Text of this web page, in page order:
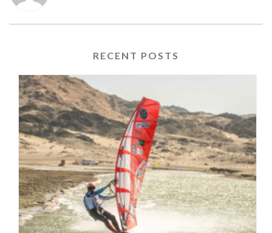
RECENT POSTS